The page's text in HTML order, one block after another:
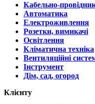
Кабельно-
Автоматика
Електроживлення
Розетки, вимикачі
Освітлення
Кліматична техніка
Вентиляційні
Інструмент
Дім, сад, огород
Клієнту